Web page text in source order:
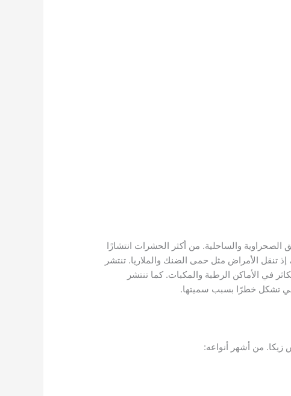
والساحلية. من أكثر الحشرات انتشارًا
تنقل الأمراض مثل حمى الضنك والملاريا. تنتشر
في الأماكن الرطبة والمكبات. كما تنتشر
تشكل خطرًا بسبب سميتها.
من أشهر أنواعه: